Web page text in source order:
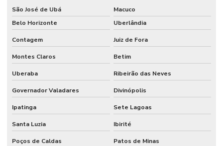
São José de Ubá
Macuco
Belo Horizonte
Uberlândia
Contagem Juiz de Fora
Montes Claros Betim
Uberaba Ribeirão das Neves
Governador Valadares Divinópolis
Ipatinga Sete Lagoas
Santa Luzia Ibirité
Poços de Caldas Patos de Minas